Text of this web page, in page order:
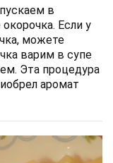
в
Если у
можете
варим в супе
Эта процедура
аромат